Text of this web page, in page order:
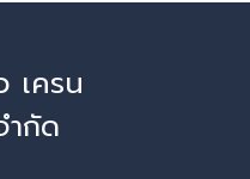
เครน
กัด